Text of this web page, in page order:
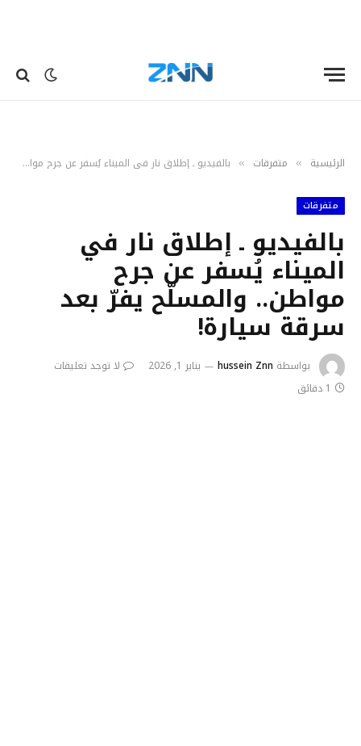
الرئيسية » متفرقات » بالفيديو ـ إطلاق نار في الميناء يُسفر عن جرح مواطن.. والمسلّح يفرّ بعد سرقة سيارة!
متفرقات
بالفيديو ـ إطلاق نار في
الميناء يُسفر عن جرح
مواطن.. والمسلّح يفرّ بعد
سرقة سيارة!
بواسطة hussein Znn يناير 1, 2026
لا توجد تعليقات
1 دقائق